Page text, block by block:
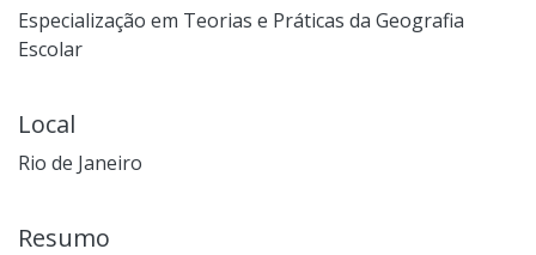
Especialização em Teorias e Práticas da Geografia
Escolar
Local
Rio de Janeiro
Resumo